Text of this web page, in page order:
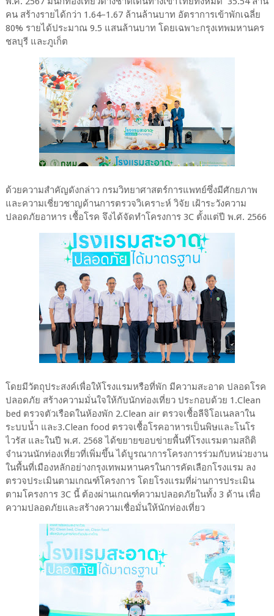
คน สร้างรายได้กว่า 1.64–1.67 ล้านล้านบาท อัตราการเข้าพักเฉลี่ย
80% รายได้ประมาณ 9.5 แสนล้านบาท โดยเฉพาะกรุงเทพมหานคร
ชลบุรี และภูเก็ต
ด้วยความสำคัญดังกล่าว กรมวิทยาศาสตร์การแพทย์ซึ่งมีศักยภาพ
และความเชี่ยวชาญด้านการตรวจวิเคราะห์ วิจัย เฝ้าระวังความ
ปลอดภัยอาหาร เชื้อโรค จึงได้จัดทำโครงการ 3C ตั้งแต่ปี พ.ศ. 2566
โดยมีวัตถุประสงค์เพื่อให้โรงแรมหรือที่พัก มีความสะอาด ปลอดโรค
ปลอดภัย สร้างความมั่นใจให้กับนักท่องเที่ยว ประกอบด้วย 1.Clean
bed ตรวจตัวเรือดในห้องพัก 2.Clean air ตรวจเชื้อลีจิโอเนลลาใน
ระบบน้ำ และ3.Clean food ตรวจเชื้อโรคอาหารเป็นพิษและโนโร
ไวรัส และในปี พ.ศ. 2568 ได้ขยายขอบข่ายพื้นที่โรงแรมตามสถิติ
จำนวนนักท่องเที่ยวที่เพิ่มขึ้น ได้บูรณาการโครงการร่วมกับหน่วยงาน
ในพื้นที่เมืองหลักอย่างกรุงเทพมหานครในการคัดเลือกโรงแรม ลง
ตรวจประเมินตามเกณฑ์โครงการ โดยโรงแรมที่ผ่านการประเมิน
ตามโครงการ 3C นี้ ต้องผ่านเกณฑ์ความปลอดภัยในทั้ง 3 ด้าน เพื่อ
ความปลอดภัยและสร้างความเชื่อมั่นให้นักท่องเที่ยว